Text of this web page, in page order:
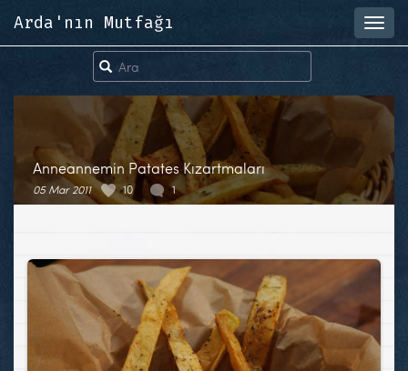
Arda'nın Mutfağı
Anneannemin Patates Kızartmaları
05 Mar 2011 10 1